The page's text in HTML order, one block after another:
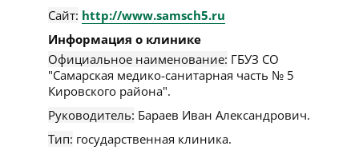
Сайт: http://www.samsch5.ru
Информация о клинике
Официальное наименование: ГБУЗ СО
"Самарская медико-санитарная часть № 5
Кировского района".
Руководитель: Бараев Иван Александрович.
Тип: государственная клиника.